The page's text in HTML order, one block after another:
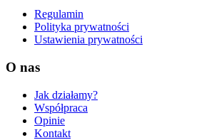
Regulamin
Polityka prywatności
Ustawienia prywatności
O nas
Jak działamy?
Współpraca
Opinie
Kontakt